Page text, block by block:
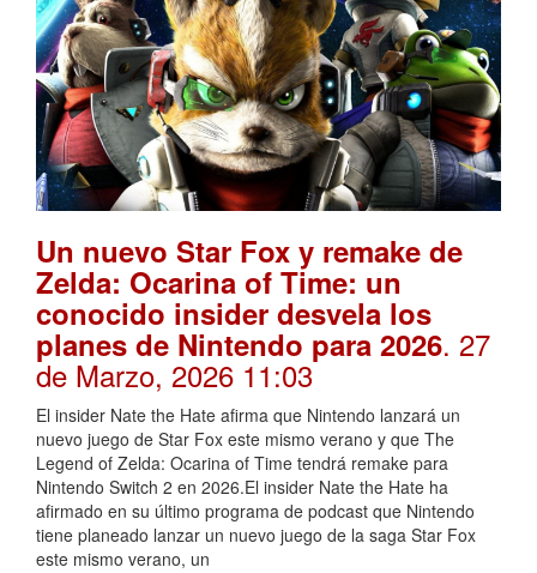
Un nuevo Star Fox y remake de
Zelda: Ocarina of Time: un
conocido insider desvela los
planes de Nintendo para 2026. 27
de Marzo, 2026 11:03
El insider Nate the Hate afirma que Nintendo lanzará un
nuevo juego de Star Fox este mismo verano y que The
Legend of Zelda: Ocarina of Time tendrá remake para
Nintendo Switch 2 en 2026.El insider Nate the Hate ha
afirmado en su último programa de podcast que Nintendo
tiene planeado lanzar un nuevo juego de la saga Star Fox
este mismo verano, un